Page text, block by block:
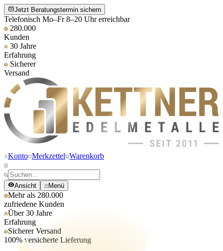
Jetzt Beratungstermin sichern
Telefonisch Mo–Fr 8–20 Uhr erreichbar
280.000
Kunden
30 Jahre
Erfahrung
Sicherer
Versand
Konto Merkzettel Warenkorb
Ansicht Menü
Mehr als 280.000
zufriedene Kunden
Über 30 Jahre
Erfahrung
Sicherer Versand
100% versicherte Lieferung